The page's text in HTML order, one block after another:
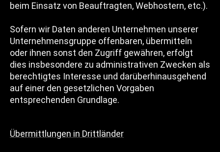
beim Einsatz von Beauftragten, Webhostern, etc.).
Sofern wir Daten anderen Unternehmen unserer
Unternehmensgruppe offenbaren, übermitteln
oder ihnen sonst den Zugriff gewähren, erfolgt
dies insbesondere zu administrativen Zwecken als
berechtigtes Interesse und darüberhinausgehend
auf einer den gesetzlichen Vorgaben
entsprechenden Grundlage.
Übermittlungen in Drittländer